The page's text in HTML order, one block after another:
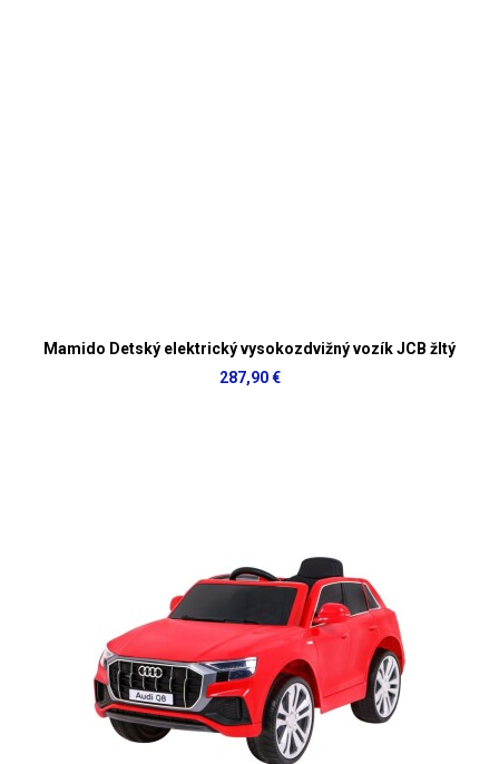
Mamido Detský elektrický vysokozdvižný vozík JCB žltý
287,90 €